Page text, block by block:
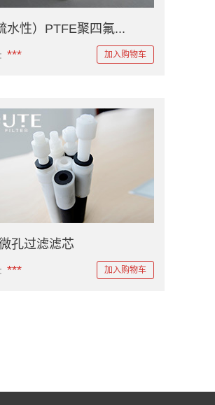
水性）PTFE聚四氟...
*** 加入购物车
孔过滤滤芯
*** 加入购物车